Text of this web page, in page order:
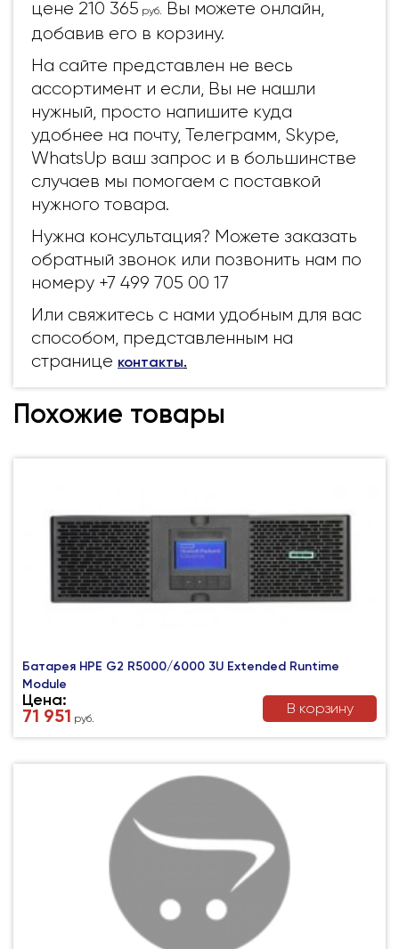
цене 210 365 руб.
Вы можете онлайн,
добавив его в корзину.
На сайте представлен не весь
ассортимент и если, Вы не нашли
нужный, просто напишите куда
удобнее на почту, Телеграмм, Skype,
WhatsUp ваш запрос и в большинстве
случаев мы помогаем с поставкой
нужного товара.
Нужна консультация? Можете заказать
обратный звонок или позвонить нам по
номеру +7 499 705 00 17
Или свяжитесь с нами удобным для вас
способом, представленным на
странице контакты.
Похожие товары
Батарея HPE G2 R5000/6000 3U Extended Runtime
Module
Цена:
71 951 руб.
В корзину